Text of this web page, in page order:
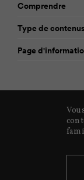
Comprendre
Type de contenus
Page